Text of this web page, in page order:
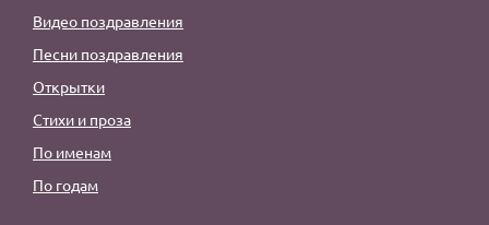
Видео поздравления
Песни поздравления
Открытки
Стихи и проза
По именам
По годам